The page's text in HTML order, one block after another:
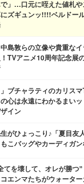
で」…口元に咥えた値札
にズギュンッ!!!!ベルドー
中島敦らの立像や貴重な
TVアニメ10周年記念展
」ブチャラティのカリス
心は永遠にわかるまい
イン
がひょっこり♪「夏目友
こバッグやカーディガ
てを壊して、オレが勝
エンマたちがウォータ